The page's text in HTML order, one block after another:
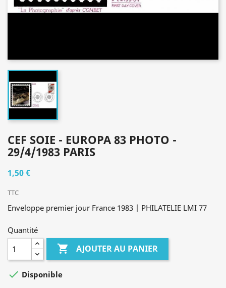
CEF SOIE - EUROPA 83 PHOTO -
29/4/1983 PARIS
1,50 €
TTC
Enveloppe premier jour France 1983 | PHILATELIE LMI 77
Quantité
 AJOUTER AU PANIER
 Disponible